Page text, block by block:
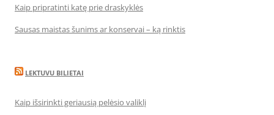
Kaip pripratinti katę prie draskyklės
Sausas maistas šunims ar konservai – ką rinktis
LEKTUVU BILIETAI
Kaip išsirinkti geriausią pelėsio valiklį